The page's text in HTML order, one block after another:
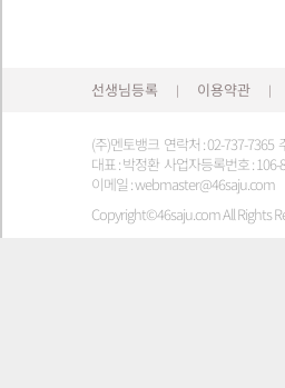
선생님등록 | 이용약관 |
(주)멘토뱅크 연락처 : 02-737-7365
대표 : 박정환 사업자등록번호 :
이메일 : webmaster@46saju.com
Copyright©46saju.com All Rights